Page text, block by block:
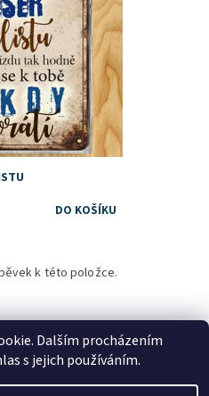
k této položce.
Dalším procházením
s jejich používáním.